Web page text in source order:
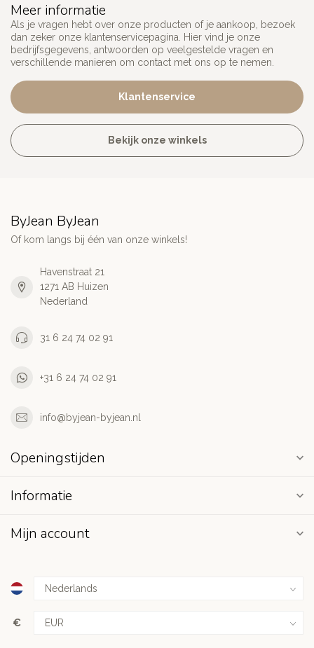
Meer informatie
Als je vragen hebt over onze producten of je aankoop, bezoek
dan zeker onze klantenservicepagina. Hier vind je onze
bedrijfsgegevens, antwoorden op veelgestelde vragen en
verschillende manieren om contact met ons op te nemen.
Klantenservice
Bekijk onze winkels
ByJean ByJean
Of kom langs bij één van onze winkels!
Havenstraat 21
1271 AB Huizen
Nederland
31 6 24 74 02 91
+31 6 24 74 02 91
info@byjean-byjean.nl
Openingstijden
Informatie
Mijn account
€